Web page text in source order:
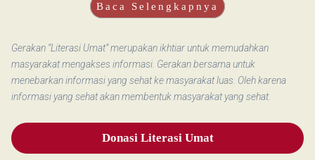
Baca Selengkapnya
Gerakan “Literasi Umat” merupakan ikhtiar untuk memudahkan
masyarakat mengakses informasi. Gerakan bersama untuk
menebarkan informasi yang sehat ke masyarakat luas. Oleh karena
informasi yang sehat akan membentuk masyarakat yang sehat.
Donasi Literasi Umat